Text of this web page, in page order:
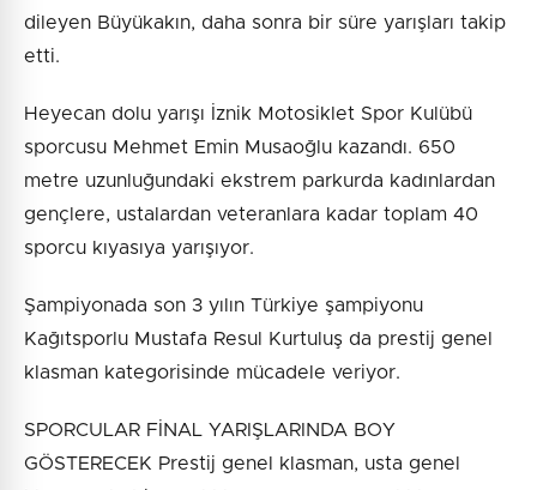
dileyen Büyükakın, daha sonra bir süre yarışları takip
etti.
Heyecan dolu yarışı İznik Motosiklet Spor Kulübü
sporcusu Mehmet Emin Musaoğlu kazandı. 650
metre uzunluğundaki ekstrem parkurda kadınlardan
gençlere, ustalardan veteranlara kadar toplam 40
sporcu kıyasıya yarışıyor.
Şampiyonada son 3 yılın Türkiye şampiyonu
Kağıtsporlu Mustafa Resul Kurtuluş da prestij genel
klasman kategorisinde mücadele veriyor.
SPORCULAR FİNAL YARIŞLARINDA BOY
GÖSTERECEK Prestij genel klasman, usta genel